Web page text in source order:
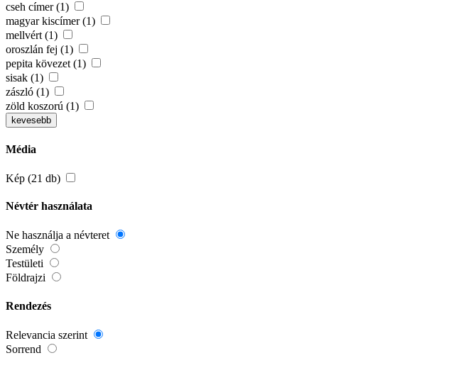
cseh címer (1)
magyar kiscímer (1)
mellvért (1)
oroszlán fej (1)
pepita kövezet (1)
sisak (1)
zászló (1)
zöld koszorú (1)
kevesebb
Média
Kép (21 db)
Névtér használata
Ne használja a névteret
Személy
Testületi
Földrajzi
Rendezés
Relevancia szerint
Sorrend